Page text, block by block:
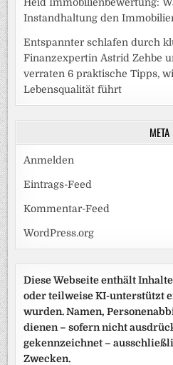
Instandhaltung den
Entspannter schlafen durch
Finanzexpertin Astrid Zehbe
verraten 6 praktische Tipps,
Lebensqualität führt
META
Anmelden
Eintrags-Feed
Kommentar-Feed
WordPress.org
Diese Webseite enthält
oder teilweise KI-unterstützt
wurden. Namen,
dienen – sofern nicht
gekennzeichnet –
Zwecken.